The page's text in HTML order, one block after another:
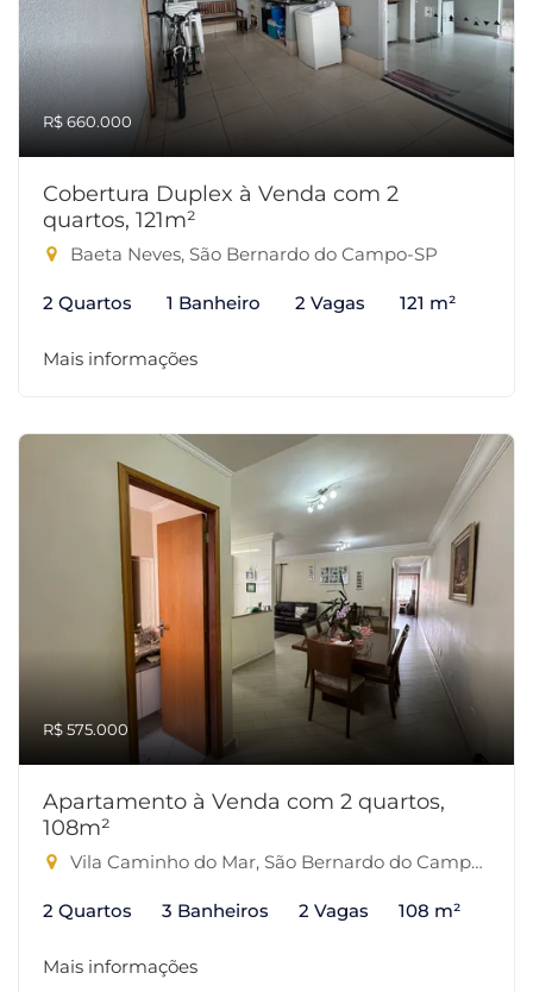
R$ 660.000
Cobertura Duplex à Venda com 2
quartos, 121m²
Baeta Neves, São Bernardo do Campo-SP
2 Quartos 1 Banheiro 2 Vagas 121 m²
Mais informações
R$ 575.000
Apartamento à Venda com 2 quartos,
108m²
Vila Caminho do Mar, São Bernardo do Campo-SP
2 Quartos 3 Banheiros 2 Vagas 108 m²
Mais informações